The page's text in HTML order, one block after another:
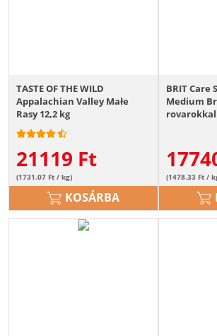
TASTE OF THE WILD
Appalachian Valley Małe
Rasy 12,2 kg
21119 Ft
(1731.07 Ft / kg)
KOSÁRBA
BRIT
Medium
rovarokkal
(1478.33 Ft /